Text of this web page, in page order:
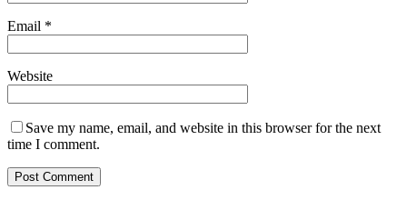
Email *
Website
Save my name, email, and website in this browser for the next
time I comment.